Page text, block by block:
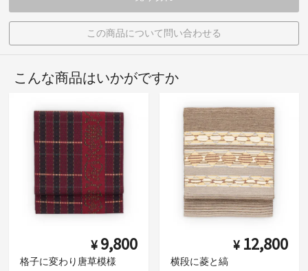
この商品について問い合わせる
こんな商品はいかがですか
¥ 9,800
格子に変わり唐草模様
¥ 12,800
横段に菱と縞